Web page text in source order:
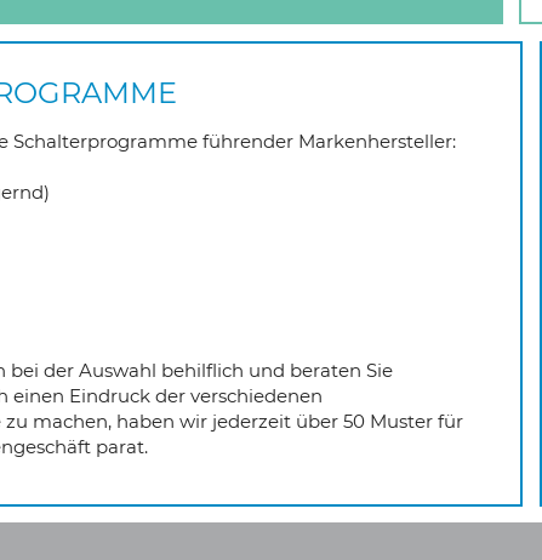
Schalterprogramme führender Markenhersteller:
bei der Auswahl behilflich und beraten Sie
einen Eindruck der verschiedenen
machen, haben wir jederzeit über 50 Muster für
parat.